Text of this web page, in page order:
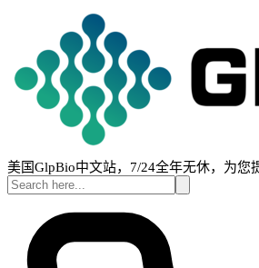
美国GlpBio中文站，7/24全年无休，为您